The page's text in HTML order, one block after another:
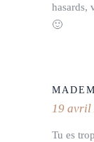
hasards,
🙂
19 avril
Tu es